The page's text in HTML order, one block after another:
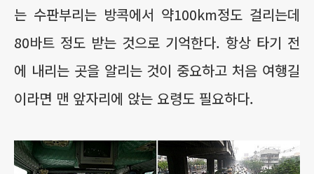
는 수판부리는 방콕에서 약100km정도 걸리는데
80바트 정도 받는 것으로 기억한다. 항상 타기 전
에 내리는 곳을 알리는 것이 중요하고 처음 여행길
이라면 맨 앞자리에 앉는 요령도 필요하다.